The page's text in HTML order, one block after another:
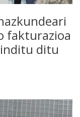
fakturazioa
ditu